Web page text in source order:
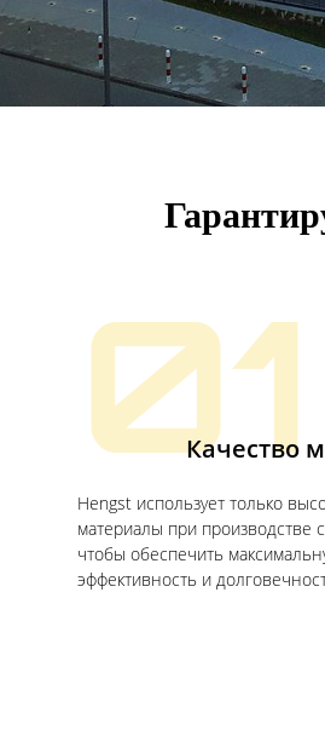
01
Качество
Hengst использует только
материалы при производстве
чтобы обеспечить
эффективность и